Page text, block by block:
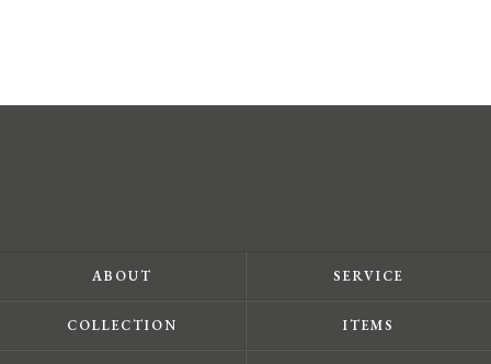
ABOUT SERVICE
COLLECTION ITEMS